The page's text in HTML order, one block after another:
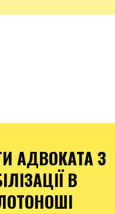
АДВОКАТА З
В